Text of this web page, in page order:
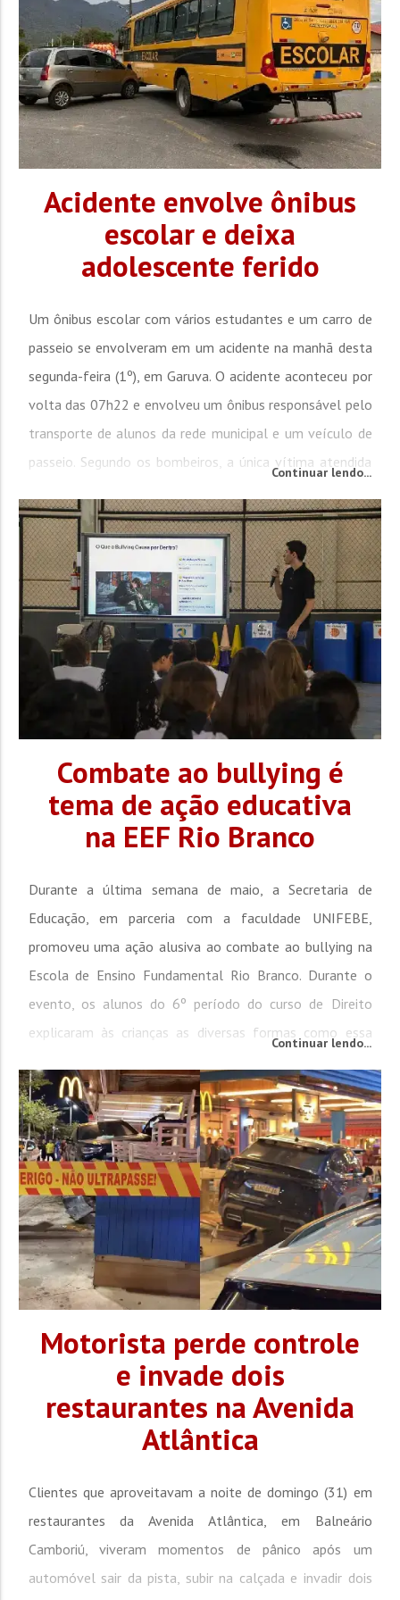
Acidente envolve ônibus
escolar e deixa
adolescente ferido
Um ônibus escolar com vários estudantes e um carro de
passeio se envolveram em um acidente na manhã desta
segunda-feira (1º), em Garuva. O acidente aconteceu por
volta das 07h22 e envolveu um ônibus responsável pelo
transporte de alunos da rede municipal e um veículo de
passeio. Segundo os bombeiros, a única vítima atendida
consciente, orientado e com sinais vitais estáveis,...
Continuar lendo...
Combate ao bullying é
tema de ação educativa
na EEF Rio Branco
Durante a última semana de maio, a Secretaria de
Educação, em parceria com a faculdade UNIFEBE,
promoveu uma ação alusiva ao combate ao bullying na
Escola de Ensino Fundamental Rio Branco. Durante o
evento, os alunos do 6º período do curso de Direito
explicaram às crianças as diversas formas como essa
evento do Núcleo de Prática...
Continuar lendo...
Motorista perde controle
e invade dois
restaurantes na Avenida
Atlântica
Clientes que aproveitavam a noite de domingo (31) em
restaurantes da Avenida Atlântica, em Balneário
Camboriú, viveram momentos de pânico após um
automóvel sair da pista, subir na calçada e invadir dois